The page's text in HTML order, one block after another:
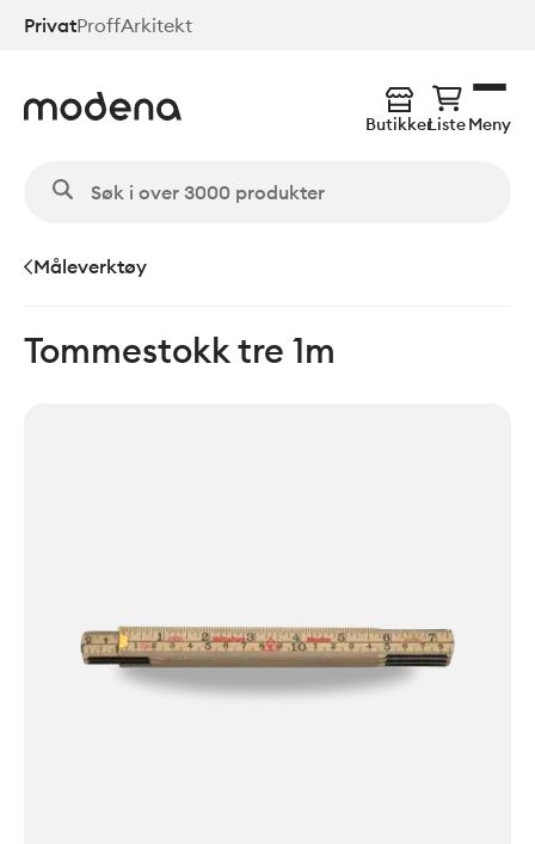
Hopp
PrivatProffArkitekt
ButikkerListeMeny
Måleverktøy
Tommestokk tre 1m